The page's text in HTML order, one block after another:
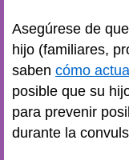
Asegúrese de
hijo (familiares,
saben cómo
posible que su
para prevenir
durante la